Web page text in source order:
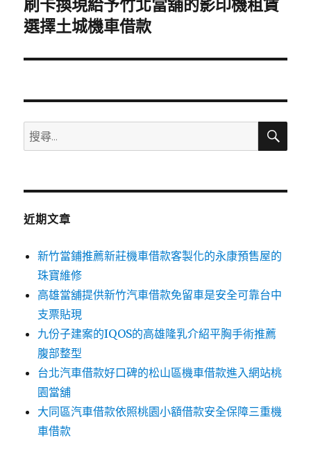
下
一
文
刷卡換現給予竹北當舖的影印機租賃
選擇土城機車借款
搜
尋
鍵
搜
近期文章
新竹當鋪推薦新莊機車借款客製化的永康預售屋的
珠寶維修
高雄當舖提供新竹汽車借款免留車是安全可靠台中
支票貼現
九份子建案的IQOS的高雄隆乳介紹平胸手術推薦
腹部整型
台北汽車借款好口碑的松山區機車借款進入網站桃
園當舖
大同區汽車借款依照桃園小額借款安全保障三重機
車借款